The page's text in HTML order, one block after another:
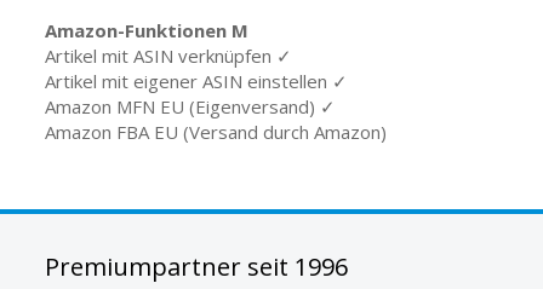
Amazon-Funktionen M
Artikel mit ASIN verknüpfen ✓
Artikel mit eigener ASIN einstellen ✓
Amazon MFN EU (Eigenversand) ✓
Amazon FBA EU (Versand durch Amazon)
Premiumpartner seit 1996